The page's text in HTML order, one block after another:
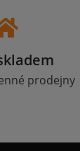
prodejny